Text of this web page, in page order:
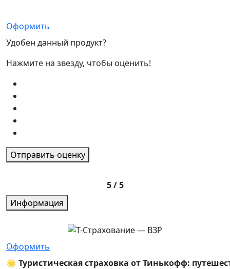
Оформить
Удобен данный продукт?
Нажмите на звезду, чтобы оценить!
Отправить оценку
5 / 5
🌟 Туристическаястраховка отТинькофф:
Информация
Оформить